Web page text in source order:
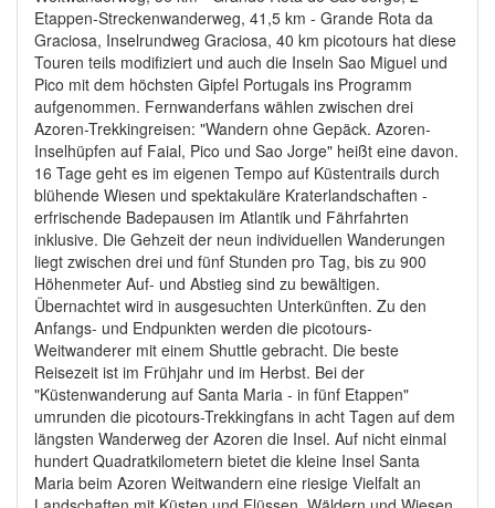
Etappen-Streckenwanderweg, 41,5 km - Grande Rota da
Graciosa, Inselrundweg Graciosa, 40 km picotours hat diese
Touren teils modifiziert und auch die Inseln Sao Miguel und
Pico mit dem höchsten Gipfel Portugals ins Programm
aufgenommen. Fernwanderfans wählen zwischen drei
Azoren-Trekkingreisen: "Wandern ohne Gepäck. Azoren-
Inselhüpfen auf Faial, Pico und Sao Jorge" heißt eine davon.
16 Tage geht es im eigenen Tempo auf Küstentrails durch
blühende Wiesen und spektakuläre Kraterlandschaften -
erfrischende Badepausen im Atlantik und Fährfahrten
inklusive. Die Gehzeit der neun individuellen Wanderungen
liegt zwischen drei und fünf Stunden pro Tag, bis zu 900
Höhenmeter Auf- und Abstieg sind zu bewältigen.
Übernachtet wird in ausgesuchten Unterkünften. Zu den
Anfangs- und Endpunkten werden die picotours-
Weitwanderer mit einem Shuttle gebracht. Die beste
Reisezeit ist im Frühjahr und im Herbst. Bei der
"Küstenwanderung auf Santa Maria - in fünf Etappen"
umrunden die picotours-Trekkingfans in acht Tagen auf dem
längsten Wanderweg der Azoren die Insel. Auf nicht einmal
hundert Quadratkilometern bietet die kleine Insel Santa
Maria beim Azoren Weitwandern eine riesige Vielfalt an